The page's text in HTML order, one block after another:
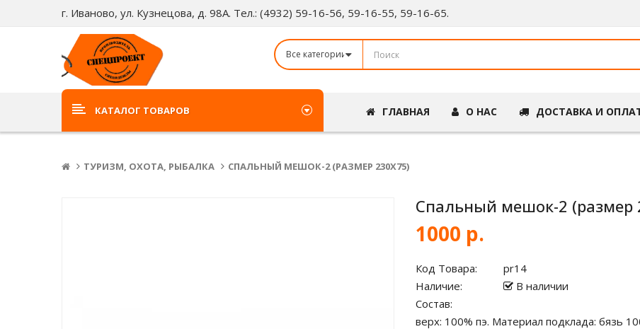
г. Иваново, ул. Кузнецова, д. 98А. Тел.: (4932) 59-16-56, 59-16-55, 59-16-65.
КАТАЛОГ ТОВАРОВ ГЛАВНАЯ О НАС ДОСТАВКА И
ТУРИЗМ, ОХОТА, РЫБАЛКА СПАЛЬНЫЙ МЕШОК-2 (РАЗМЕР 230Х75)
Спальный мешок-2 (размер
1000 р.
Код Товара:
pr14
Наличие:
В наличии
Состав:
верх: 100% пэ. Материал подклада: бязь